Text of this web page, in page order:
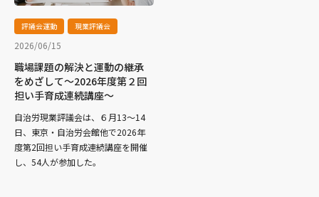
評議会運動 現業評議会
2026/06/15
職場課題の解決と運動の継承
をめざして～2026年度第２回
担い手育成連続講座～
自治労現業評議会は、６月13～14
日、東京・自治労会館他で2026年
度第2回担い手育成連続講座を開催
し、54人が参加した。